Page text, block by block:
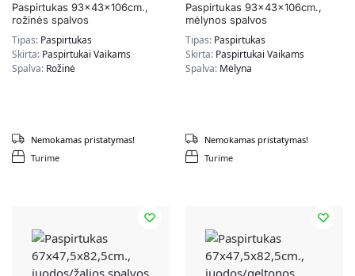
Paspirtukas 93x43x106cm.,
rožinės spalvos
Tipas: Paspirtukas
Skirta: Paspirtukai Vaikams
Spalva: Rožinė
Turime
Nemokamas pristatymas!
Paspirtukas 93x43x106cm.,
mėlynos spalvos
Tipas: Paspirtukas
Skirta: Paspirtukai Vaikams
Spalva: Mėlyna
Turime
Nemokamas pristatymas!